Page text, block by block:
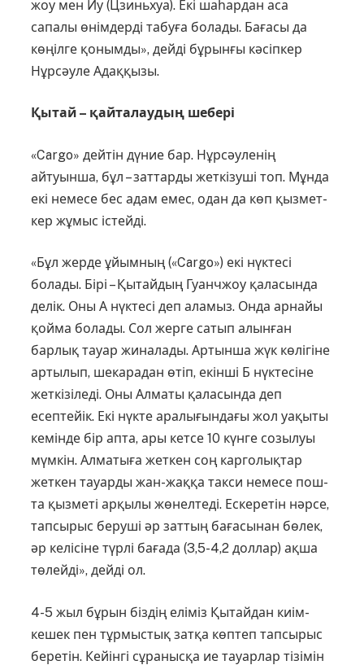
жоу мен Иу (Цзиньхуа). Екі шаһар­дан аса
сапалы өнімдерді табуға болады. Бағасы да
көңілге қонымды», дейді бұрынғы кәсіпкер
Нұрсәуле Адаққызы.
Қытай – қайталаудың шебері
«Cargo» дейтін дүние бар. Нұр­сәуленің
айтуынша, бұл – заттарды жеткізуші топ. Мұнда
екі немесе бес адам емес, одан да көп қызмет­
кер жұмыс істейді.
«Бұл жерде ұйымның («Cargo») екі нүктесі
болады. Бірі – Қытайдың Гуанчжоу қаласында
делік. Оны А нүктесі деп аламыз. Онда арнайы
қойма болады. Сол жерге сатып алынған
барлық тауар жиналады. Артынша жүк көлігіне
артылып, шекарадан өтіп, екінші Б нүкте­сіне
жеткізіледі. Оны Алматы қала­сында деп
есептейік. Екі нүкте аралы­ғындағы жол уақыты
кемінде бір апта, ары кетсе 10 күнге созы­луы
мүмкін. Алматыға жеткен соң кар­голықтар
жеткен тауарды жан-жаққа такси немесе пош­
та қыз­меті арқылы жөнелтеді. Еске­ретін нәрсе,
тапсырыс беруші әр зат­тың бағасынан бөлек,
әр келісіне түрлі бағада (3,5-4,2 доллар) ақша
төлейді», дейді ол.
4-5 жыл бұрын біздің еліміз Қытайдан киім-
кешек пен тұрмыс­тық затқа көптеп тапсырыс
бере­тін. Кейінгі сұранысқа ие тауарлар тізімін